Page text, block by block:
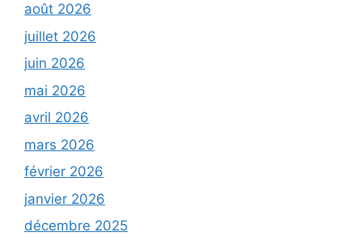
août 2026
juillet 2026
juin 2026
mai 2026
avril 2026
mars 2026
février 2026
janvier 2026
décembre 2025